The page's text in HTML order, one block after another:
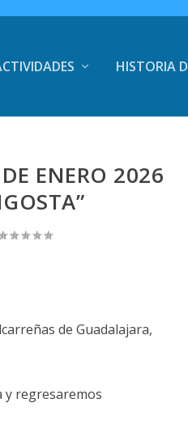
HISTORIA
ENERO 2026
de Guadalajara,
y regresaremos